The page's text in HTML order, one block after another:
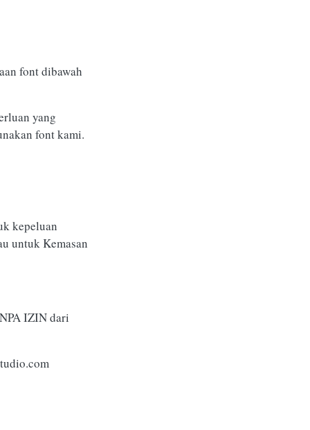
font dibawah
yang
font kami.
kepeluan
untuk Kemasan
IZIN dari